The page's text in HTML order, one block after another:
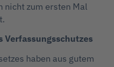
nicht zum ersten Mal
haben aus gutem